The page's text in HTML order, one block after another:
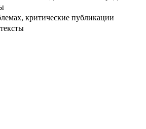
критические публикации